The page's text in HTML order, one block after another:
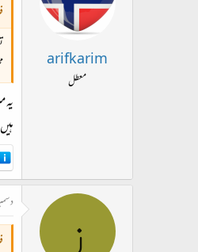
arifkarim
معطل
یہ
ز
دسمبر